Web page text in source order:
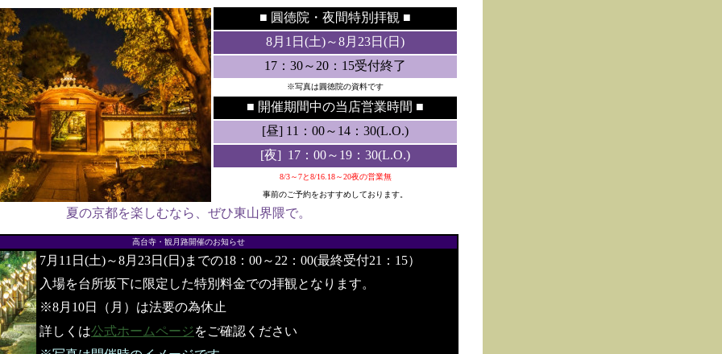
■ 圓徳院・ 夜間特別拝観 ■
8月1日(土)～8月23日(日)
17：30～20：15受付終了
※写真は圓徳院の資料です
■ 開催期間中の当店営業時間 ■
[昼] 11：00～14：30(L.O.)
[夜] 17：00～19：30(L.O.)
8/3～7と8/16.18～20夜の営業無
事前のご予約をおすすめしております。
夏の京都を楽しむなら、ぜひ東山界隈で。
高台寺・観月路開催のお知らせ
7月11日(土)～8月23日(日)までの18：00～22：00(最終受付21：15）
入場を台所坂下に限定した特別料金での拝観となります。
※8月10日（月）は法要の為休止
詳しくは公式ホームページをご確認ください